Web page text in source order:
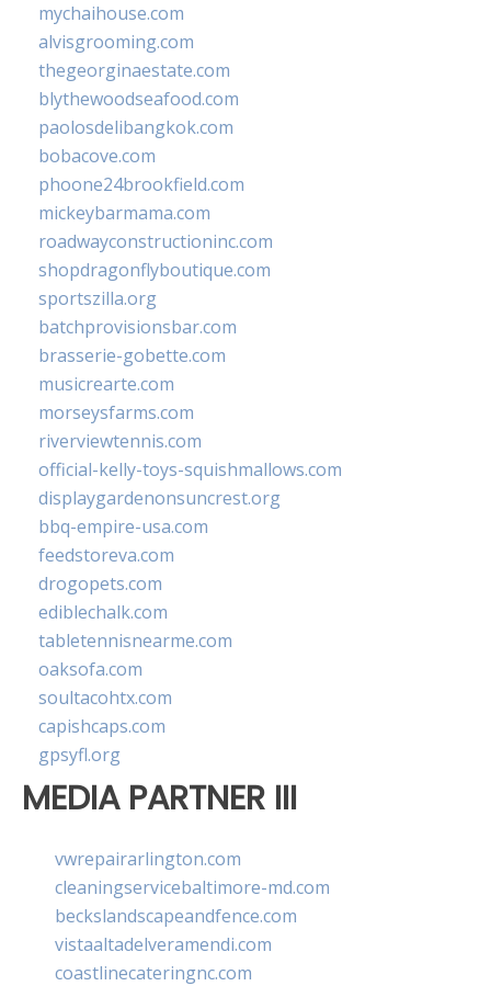
mychaihouse.com
alvisgrooming.com
thegeorginaestate.com
blythewoodseafood.com
paolosdelibangkok.com
bobacove.com
phoone24brookfield.com
mickeybarmama.com
roadwayconstructioninc.com
shopdragonflyboutique.com
sportszilla.org
batchprovisionsbar.com
brasserie-gobette.com
musicrearte.com
morseysfarms.com
riverviewtennis.com
official-kelly-toys-squishmallows.com
displaygardenonsuncrest.org
bbq-empire-usa.com
feedstoreva.com
drogopets.com
ediblechalk.com
tabletennisnearme.com
oaksofa.com
soultacohtx.com
capishcaps.com
gpsyfl.org
MEDIA PARTNER III
vwrepairarlington.com
cleaningservicebaltimore-md.com
beckslandscapeandfence.com
vistaaltadelveramendi.com
coastlinecateringnc.com